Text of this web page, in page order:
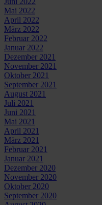
Mai 2022
April 2022
März 2022
Februar 2022
Januar 2022
Dezember 2021
November 2021
Oktober 2021
September 2021
August 2021
Juli 2021
Juni 2021
Mai 2021
April 2021
März 2021
Februar 2021
Januar 2021
Dezember 2020
November 2020
Oktober 2020
September 2020